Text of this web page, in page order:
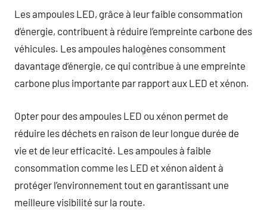
Les ampoules LED, grâce à leur faible consommation
d’énergie, contribuent à réduire l’empreinte carbone des
véhicules. Les ampoules halogènes consomment
davantage d’énergie, ce qui contribue à une empreinte
carbone plus importante par rapport aux LED et xénon.
Opter pour des ampoules LED ou xénon permet de
réduire les déchets en raison de leur longue durée de
vie et de leur efficacité. Les ampoules à faible
consommation comme les LED et xénon aident à
protéger l’environnement tout en garantissant une
meilleure visibilité sur la route.